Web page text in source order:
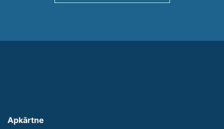
Apkārtne